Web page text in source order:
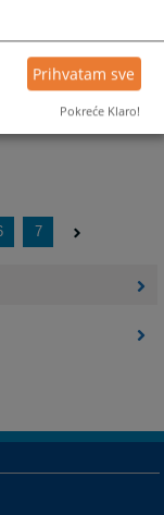
7
Prihvatam sve
Pokreće Klaro!